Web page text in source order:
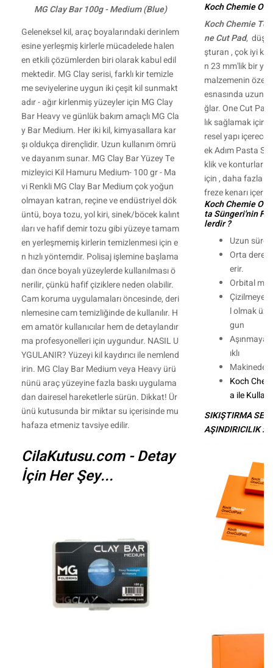
MG Clay Bar 100g - Medium (Blue)
Geleneksel kil, araç boyalarındaki derinlem
esine yerleşmiş kirlerle mücadelede halen
en etkili çözümlerden biri olarak kabul edil
mektedir. MG Clay serisi, farklı kir temizle
me seviyelerine uygun iki çeşit kil sunmakt
adır - ağır kirlenmiş yüzeyler için MG Clay
Bar Heavy ve günlük bakım amaçlı MG Cla
y Bar Medium. Her iki kil, kimyasallara kar
şı oldukça dirençlidir. Uzun kullanım ömrü
ve dayanım sunar. MG Clay Bar Yüzey Te
mizleyici Kil Hamuru Medium- 100 gr - Ma
vi Renkli MG Clay Bar Medium çok yoğun
olmayan katran, reçine ve endüstriyel dök
üntü, boya tozu, yol kiri, sinek/böcek kalınt
ıları ve hafif demir tozu gibi yüzeye tamam
en yerleşmemiş kirlerin temizlenmesi için e
n hızlı yöntemdir. Polisaj işlemine başlama
dan önce boyalı yüzeylerde kullanılması ö
nerilir, çünkü hafif çiziklere neden olabilir.
Cam koruma uygulamaları öncesinde, deri
nlemesine cam temizliğinde de kullanılır. H
em amatör kullanıcılar hem de detaylandır
ma profesyonelleri için uygundur. NASIL U
YGULANIR? Yüzeyi kil kaydırıcı ile nemlend
irin. MG Clay Bar Medium veya Heavy ürü
nünü araç yüzeyine fazla baskı uygulama
dan dairesel hareketlerle sürün. Dikkat! Ür
ünü kutusunda bir miktar su içerisinde mu
hafaza etmeniz tavsiye edilir.
CilaKutusu.com - Detay
İçin Her Şey...
Koch Chemie
Koch Chemie
ne Cut Pad,
şturan , çok iyi
n 23 mm'lik bir
malzemenin özel
esnasında uzun
ğlar. One Cut Pad
lık sağlamak için
resel yapı
ek Adım Pasta
klik ve konturların
için , daha fazla
freze kenarı içerir.
Koch Chemie
ta Süngeri'nin
lerdir ?
Uzun süreli
Orta
erir.
Orbital
Çizilmeye
l olmak
gun
Aşınmaya
ıklı
Makinede
Koch
a ile
SIKIŞTIRMA
AŞINDIRICILIK : 5